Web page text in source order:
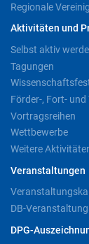
Regionale
Aktivitäten und
Selbst aktiv
Tagungen
Förder-, Fort-
Vortragsreihen
Wettbewerbe
Weitere
Veranstaltungen
DB-
DPG-